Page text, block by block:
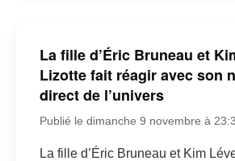
La fille d’Éric Bruneau et
Lizotte fait réagir avec son
direct de l’univers
Publié le dimanche 9 novembre à
La fille d’Éric Bruneau et Kim